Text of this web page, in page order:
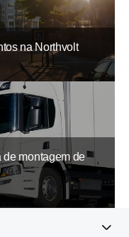
na Northvolt
de montagem de